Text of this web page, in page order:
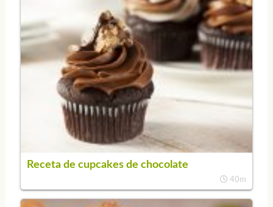
Receta de cupcakes de chocolate
40m